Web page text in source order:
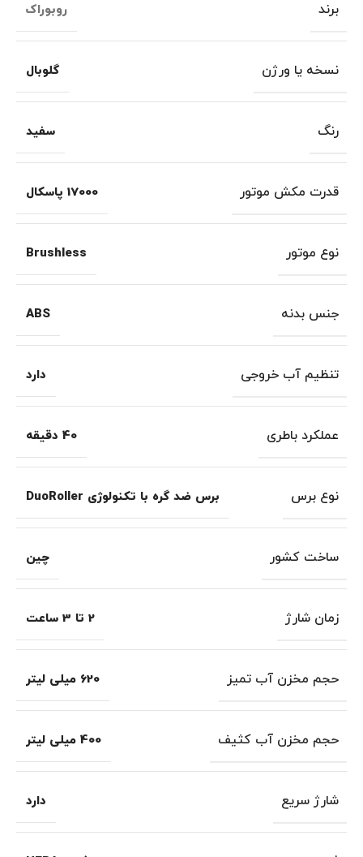
برند روبوراک
نسخه یا ورژن گلوبال
رنگ سفید
قدرت مکش موتور 17000 پاسکال
نوع موتور Brushless
جنس بدنه ABS
تنظیم آب خروجی دارد
عملکرد باطری 40 دقیقه
نوع برس برس ضد گره با تکنولوژی DuoRoller
ساخت کشور چین
زمان شارژ 2 تا 3 ساعت
حجم مخزن آب تمیز 620 میلی لیتر
حجم مخزن آب کثیف 400 میلی لیتر
شارژ سریع دارد